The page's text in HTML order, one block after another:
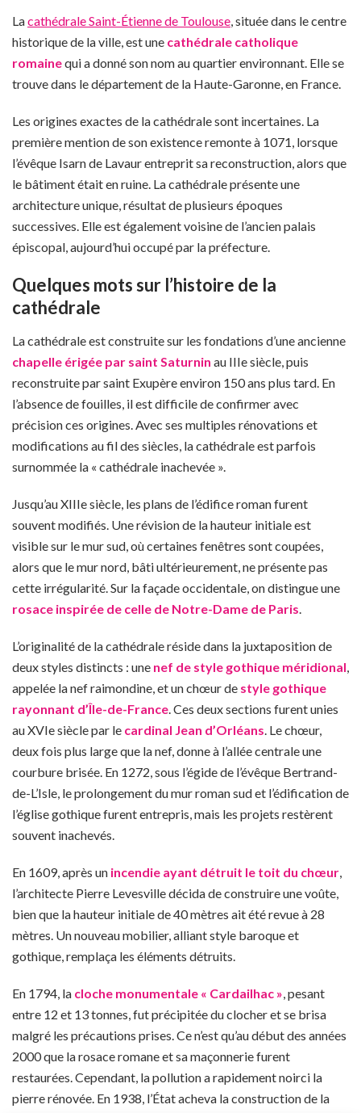
Lacathédrale Saint-Étienne de Toulouse, située dans le centre
historique de la ville, est une cathédrale catholique
romainequi a donné son nom au quartier environnant. Elle se
trouve dans le département de la Haute-Garonne, en France.
Les origines exactes de la cathédrale sont incertaines. La
première mention de son existence remonte à 1071, lorsque
l’évêque Isarn de Lavaur entreprit sa reconstruction, alors que
le bâtiment était en ruine. La cathédrale présente une
architecture unique, résultat de plusieurs époques
successives. Elle est également voisine de l’ancien palais
épiscopal, aujourd’hui occupé par la préfecture.
Quelques mots sur l’histoire de la
cathédrale
La cathédrale est construite sur les fondations d’une ancienne
chapelle érigée par saint Saturnin au IIIe siècle, puis
reconstruite par saint Exupère environ 150 ans plus tard. En
l’absence de fouilles, il est difficile de confirmer avec
précision ces origines. Avec ses multiples rénovations et
modifications au fil des siècles, la cathédrale est parfois
surnommée la « cathédrale inachevée ».
Jusqu’au XIIIe siècle, les plans de l’édifice roman furent
souvent modifiés. Une révision de la hauteur initiale est
visible sur le mur sud, où certaines fenêtres sont coupées,
alors que le mur nord, bâti ultérieurement, ne présente pas
cette irrégularité. Sur la façade occidentale, on distingue une
rosace inspirée de celle de Notre-Dame de Paris.
L’originalité de la cathédrale réside dans la juxtaposition de
deux styles distincts : une nef de style gothique méridional,
appelée la nef raimondine, et un chœur de style gothique
rayonnant d’Île-de-France. Ces deux sections furent unies
au XVIe siècle par le cardinal Jean d’Orléans. Le chœur,
deux fois plus large que la nef, donne à l’allée centrale une
courbure brisée. En 1272, sous l’égide de l’évêque Bertrand-
de-L’Isle, le prolongement du mur roman sud et l’édification de
l’église gothique furent entrepris, mais les projets restèrent
souvent inachevés.
En 1609, après un incendie ayant détruit le toit du chœur,
l’architecte Pierre Levesville décida de construire une voûte,
bien que la hauteur initiale de 40 mètres ait été revue à 28
mètres. Un nouveau mobilier, alliant style baroque et
gothique, remplaça les éléments détruits.
En 1794, la cloche monumentale « Cardailhac », pesant
entre 12 et 13 tonnes, fut précipitée du clocher et se brisa
malgré les précautions prises. Ce n’est qu’au début des années
2000 que la rosace romane et sa maçonnerie furent
restaurées. Cependant, la pollution a rapidement noirci la
pierre rénovée. En 1938, l’État acheva la construction de la